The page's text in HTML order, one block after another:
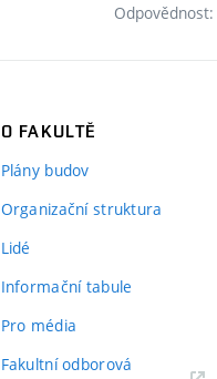
Odpovědnost:
O FAKULTĚ
Plány budov
Organizační struktura
Lidé
Informační tabule
Pro média
Fakultní odborová